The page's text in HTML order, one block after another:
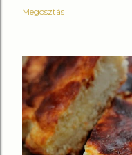
Megosztás